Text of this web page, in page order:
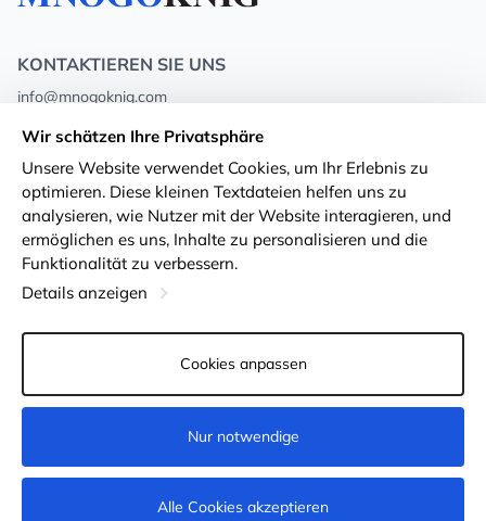
Kaufen
KONTAKTIEREN SIE UNS
info@mnogoknig.com
Rīga, Augusta Deglava 69d, LV-1082
Über uns
Geschäfte
Lieferung und Zahlung
Treuekarten
Für Großhandelskunden
Privacy Policy
Geschäftsbedingungen
Rückgabe von Waren
Cookie-Einstellungen
© 2011-2026MNOGOKNIG. All Rights Reserved.
Wir schätzen Ihre Privatsphäre
Unsere Website verwendet Cookies, um Ihr Erlebnis zu
optimieren. Diese kleinen Textdateien helfen uns zu
analysieren, wie Nutzer mit der Website interagieren, und
ermöglichen es uns, Inhalte zu personalisieren und die
Funktionalität zu verbessern.
Details anzeigen
Cookies anpassen
Nur notwendige
Alle Cookies akzeptieren